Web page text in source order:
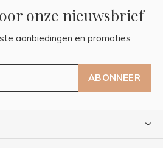
onze nieuwsbrief
aanbiedingen en promoties
ABONNEER